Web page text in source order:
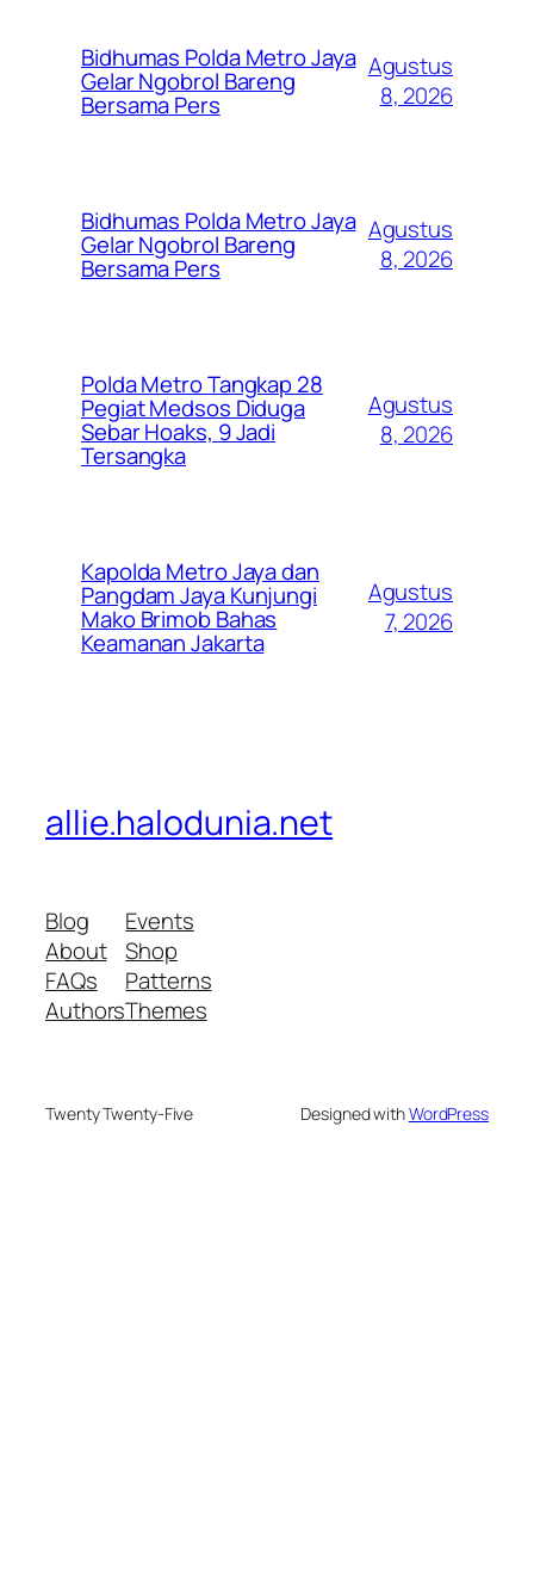
Bidhumas Polda Metro Jaya
Gelar Ngobrol Bareng
Bersama Pers
Agustus
8, 2026
Bidhumas Polda Metro Jaya
Gelar Ngobrol Bareng
Bersama Pers
Agustus
8, 2026
Polda Metro Tangkap 28
Pegiat Medsos Diduga
Sebar Hoaks, 9 Jadi
Tersangka
Agustus
8, 2026
Kapolda Metro Jaya dan
Pangdam Jaya Kunjungi
Mako Brimob Bahas
Keamanan Jakarta
Agustus
7, 2026
allie.halodunia.net
Blog
About
FAQs
Authors
Events
Shop
Patterns
Themes
Twenty Twenty-Five Designed withWordPress